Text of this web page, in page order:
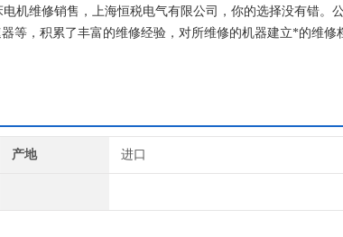
机维修销售，上海恒税电气有限公司，你的选择没有错。
等，积累了丰富的维修经验，对所维修的机器建立*的维修
产地 进口